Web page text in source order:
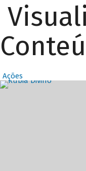
Ações